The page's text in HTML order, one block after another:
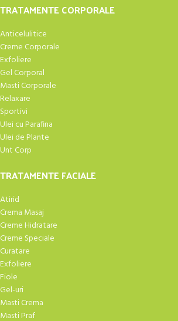
TRATAMENTE CORPORALE
Anticelulitice
Creme Corporale
Exfoliere
Gel Corporal
Masti Corporale
Relaxare
Sportivi
Ulei cu Parafina
Ulei de Plante
Unt Corp
TRATAMENTE FACIALE
Atirid
Crema Masaj
Creme Hidratare
Creme Speciale
Curatare
Exfoliere
Fiole
Gel-uri
Masti Crema
Masti Praf